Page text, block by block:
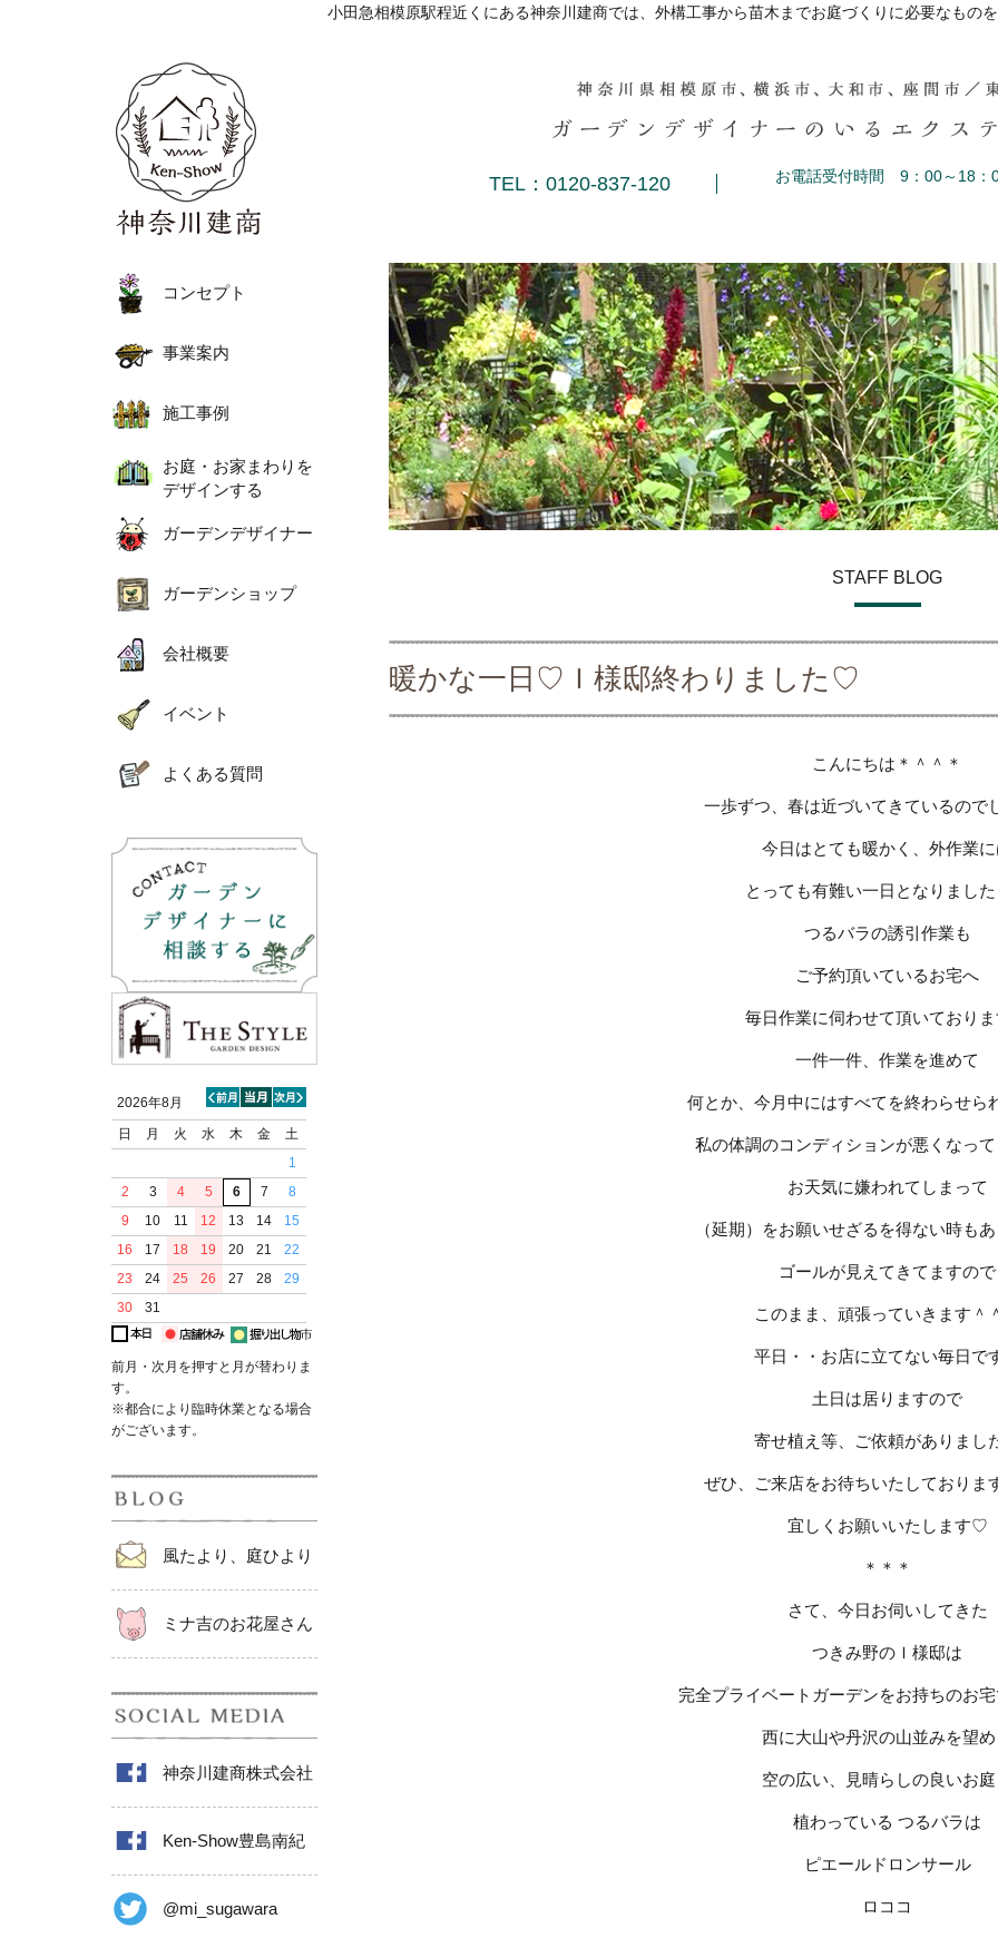
小田急相模原駅程近くにある神奈川建商では、外構工事から苗木までお庭づくりに必要なもの
TEL：0120-837-120 お電話受付時間 9：00～18：
コンセプト
事業案内
施工事例
お庭・お家まわりを
デザインする
ガーデンデザイナー
ガーデンショップ
会社概要
イベント
よくある質問
2026年8月
日
月 火 水 木 金
土
1
2
3 4 5 6 7
8
9
10 11 12 13 14
15
16
17 18 19 20 21
22
23
24 25 26 27 28
29
30
31
前月・次月を押すと月が替わりま
す。
※都合により臨時休業となる場合
がございます。
風たより、庭ひより
ミナ吉のお花屋さん
神奈川建商株式会社
Ken-Show豊島南紀
@mi_sugawara
STAFF BLOG
暖かな一日♡Ｉ様邸終わりました♡
こんにちは＊＾＾＊
一歩ずつ、春は近づいてきているので
今日はとても暖かく、外作業
とっても有難い一日となりまし
つるバラの誘引作業も
ご予約頂いているお宅へ
毎日作業に伺わせて頂いており
一件一件、作業を進めて
何とか、今月中にはすべてを終わらせら
私の体調のコンディションが悪くなっ
お天気に嫌われてしまって
（延期）をお願いせざるを得ない時も
ゴールが見えてきてますので
このまま、頑張っていきます＾
平日・・お店に立てない毎日で
土日は居りますので
寄せ植え等、ご依頼がありまし
ぜひ、ご来店をお待ちいたしておりま
宜しくお願いいたします♡
＊＊＊
さて、今日お伺いしてきた
つきみ野のＩ様邸は
完全プライベートガーデンをお持ちのお
西に大山や丹沢の山並みを望
空の広い、見晴らしの良いお
植わっている つるバラは
ピエールドロンサール
ロココ